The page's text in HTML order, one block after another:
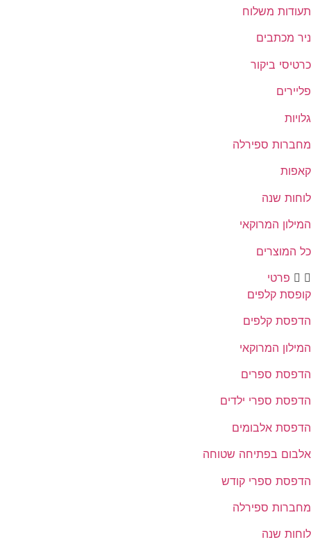
תעודות משלוח
ניר מכתבים
כרטיסי ביקור
פליירים
גלויות
מחברות ספירלה
קאפות
לוחות שנה
המילון המרוקאי
כל המוצרים
פרטי
קופסת קלפים
הדפסת קלפים
המילון המרוקאי
הדפסת ספרים
הדפסת ספרי ילדים
הדפסת אלבומים
אלבום בפתיחה שטוחה
הדפסת ספרי קודש
מחברות ספירלה
לוחות שנה